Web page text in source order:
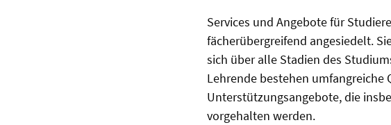
Services und Angebote für
fächerübergreifend angesiedelt.
sich über alle Stadien des
Lehrende bestehen umfangreiche
Unterstützungsangebote, die
vorgehalten werden.